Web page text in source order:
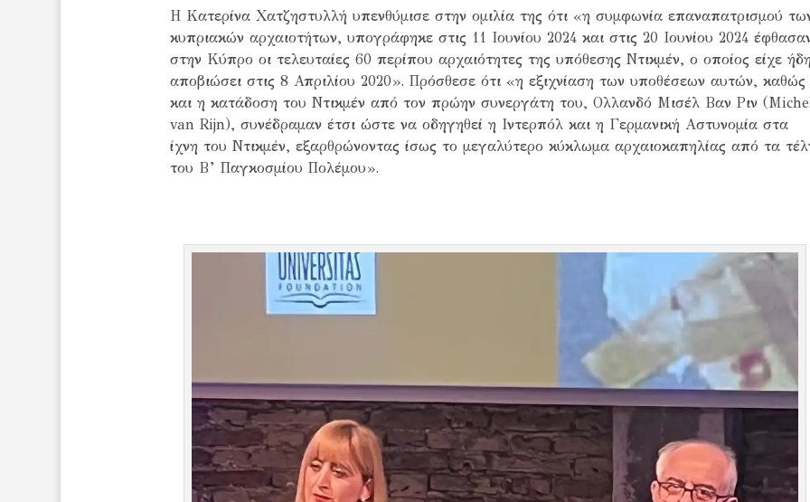
Η Κατερίνα Χατζηστυλλή υπενθύμισε στην ομιλία της ότι «η συμφωνία επαναπατρισμού
κυπριακών αρχαιοτήτων, υπογράφηκε στις 11 Ιουνίου 2024 και στις 20 Ιουνίου 2024
στην Κύπρο οι τελευταίες 60 περίπου αρχαιότητες της υπόθεσης Ντικμέν, ο οποίος είχε
αποβιώσει στις 8 Απριλίου 2020». Πρόσθεσε ότι «η εξιχνίαση των υποθέσεων αυτών, καθώς
και η κατάδοση του Ντικμέν από τον πρώην συνεργάτη του, Ολλανδό Μισέλ Βαν Ριν
van Rijn), συνέδραμαν έτσι ώστε να οδηγηθεί η Ιντερπόλ και η Γερμανική Αστυνομία στα
ίχνη του Ντικμέν, εξαρθρώνοντας ίσως το μεγαλύτερο κύκλωμα αρχαιοκαπηλίας από τα
του Β’ Παγκοσμίου Πολέμου».